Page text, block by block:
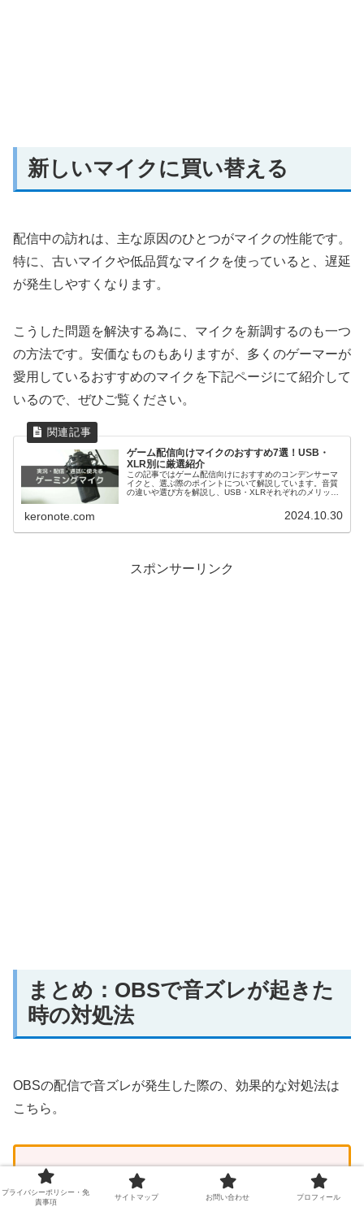
新しいマイクに買い替える
配信中の訪れは、主な原因のひとつがマイクの性能です。
特に、古いマイクや低品質なマイクを使っていると、遅延
が発生しやすくなります。
こうした問題を解決する為に、マイクを新調するのも一つ
の方法です。安価なものもありますが、多くのゲーマーが
愛用しているおすすめのマイクを下記ページにて紹介して
いるので、ぜひご覧ください。
ゲーム配信向けマイクのおすすめ7選！USB・
XLR別に厳選紹介
この記事ではゲーム配信向けにおすすめのコンデンサーマ
イクと、選ぶ際のポイントについて解説しています。音質
の違いや選び方を解説し、USB・XLRそれぞれのメリット
keronote.com 2024.10.30
スポンサーリンク
まとめ：OBSで音ズレが起きた
時の対処法
OBSの配信で音ズレが発生した際の、効果的な対処法は
こちら。
PC・OBS・ソフトを再起動してみる
OBSでサンプリングレートを調整する
プライバシーポリシー・免
責事項
サイトマップ お問い合わせ プロフィール